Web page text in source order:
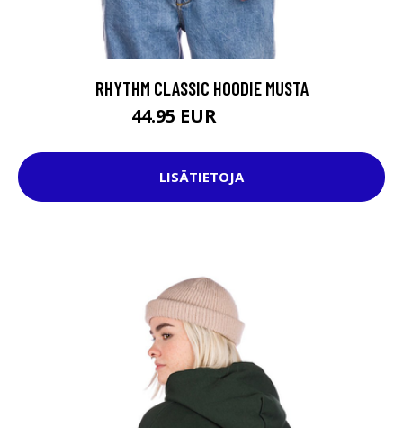
RHYTHM CLASSIC HOODIE MUSTA
44.95 EUR
LISÄTIETOJA